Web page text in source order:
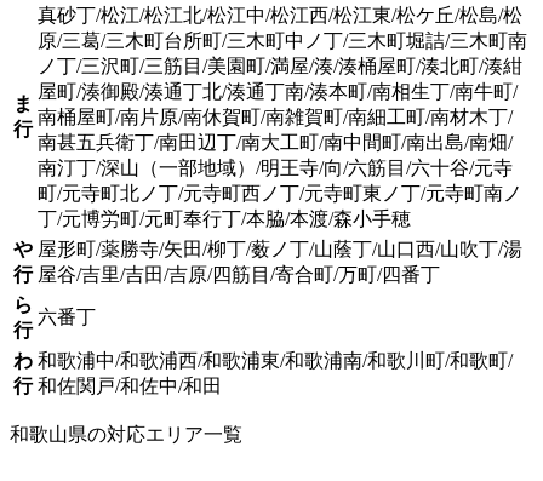
ま
行
真砂丁/松江/松江北/松江中/松江西/松江東/松ケ丘/松島/松
原/三葛/三木町台所町/三木町中ノ丁/三木町堀詰/三木町南
ノ丁/三沢町/三筋目/美園町/満屋/湊/湊桶屋町/湊北町/湊紺
屋町/湊御殿/湊通丁北/湊通丁南/湊本町/南相生丁/南牛町/
南桶屋町/南片原/南休賀町/南雑賀町/南細工町/南材木丁/
南甚五兵衛丁/南田辺丁/南大工町/南中間町/南出島/南畑/
南汀丁/深山（一部地域）/明王寺/向/六筋目/六十谷/元寺
町/元寺町北ノ丁/元寺町西ノ丁/元寺町東ノ丁/元寺町南ノ
丁/元博労町/元町奉行丁/本脇/本渡/森小手穂
や
行
屋形町/薬勝寺/矢田/柳丁/薮ノ丁/山蔭丁/山口西/山吹丁/湯
屋谷/吉里/吉田/吉原/四筋目/寄合町/万町/四番丁
ら
行
六番丁
わ
行
和歌浦中/和歌浦西/和歌浦東/和歌浦南/和歌川町/和歌町/
和佐関戸/和佐中/和田
和歌山県の対応エリア一覧